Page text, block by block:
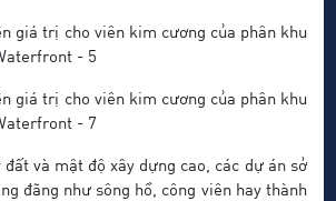
đất và mật độ xây dựng cao, các dự án sở
đãng như sông hồ, công viên hay thành